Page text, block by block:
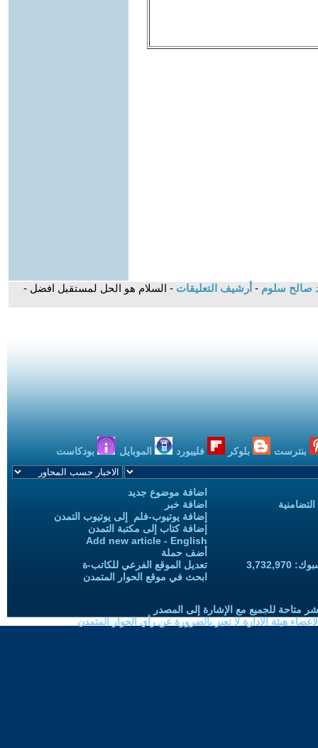
صالح سلوم - أرشيف التعليقات - السلام هو الحل لمستقبل افضل -
بنترست بلوكر فليبورد الموبايل بودكاست
اضافة موضوع جديد
اضافة خبر
إضافة يوتيوب-فلم إلى يوتيوب التمدن
إضافة كتاب إلى مكتبة التمدن
Add new article - English
أضف حملة
تعديل الموقع الفرعي للكاتب-ة
ابحث في موقع الحوار المتمدن
متاحة للجميع مع الإشارة إلى المصدر
هيئة الادارة لا تعبر بالضرورة عن رأي الحوار المتمدن